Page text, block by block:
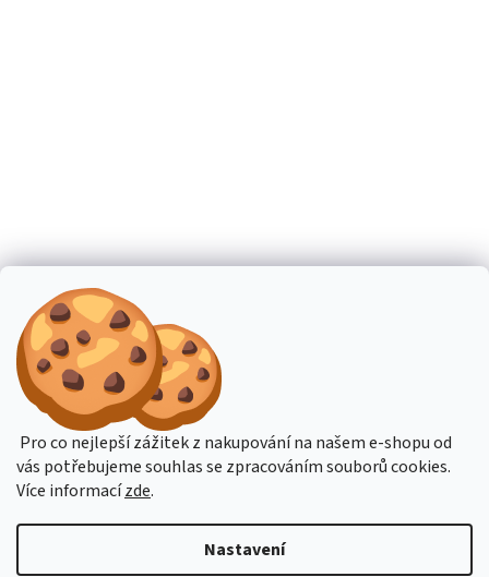
Pro co nejlepší zážitek z nakupování na našem e-shopu od
vás potřebujeme souhlas se zpracováním souborů cookies.
Více informacízde.
Nastavení